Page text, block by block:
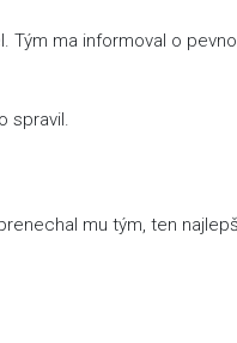
Tým ma informoval o
spravil.
mu tým, ten